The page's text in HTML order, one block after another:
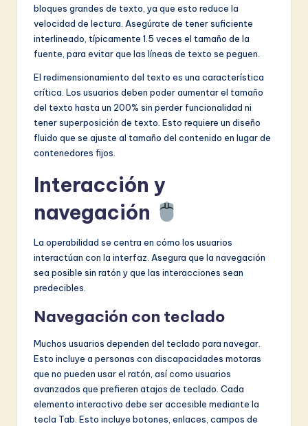
bloques grandes de texto, ya que esto reduce la
velocidad de lectura. Asegúrate de tener suficiente
interlineado, típicamente 1.5 veces el tamaño de la
fuente, para evitar que las líneas de texto se peguen.
El redimensionamiento del texto es una característica
crítica. Los usuarios deben poder aumentar el tamaño
del texto hasta un 200% sin perder funcionalidad ni
tener superposición de texto. Esto requiere un diseño
fluido que se ajuste al tamaño del contenido en lugar de
contenedores fijos.
Interacción y
navegación
La operabilidad se centra en cómo los usuarios
interactúan con la interfaz. Asegura que la navegación
sea posible sin ratón y que las interacciones sean
predecibles.
Navegación con teclado
Muchos usuarios dependen del teclado para navegar.
Esto incluye a personas con discapacidades motoras
que no pueden usar el ratón, así como usuarios
avanzados que prefieren atajos de teclado. Cada
elemento interactivo debe ser accesible mediante la
tecla Tab. Esto incluye botones, enlaces, campos de